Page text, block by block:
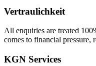
Vertraulichkeit
All enquiries are treated
comes to financial pressure,
KGN Services